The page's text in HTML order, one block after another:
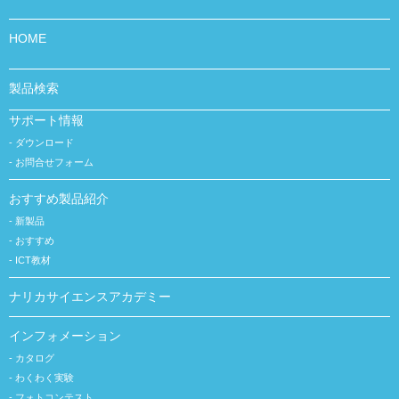
HOME
製品検索
サポート情報
ダウンロード
お問合せフォーム
おすすめ製品紹介
新製品
おすすめ
ICT教材
ナリカサイエンスアカデミー
インフォメーション
カタログ
わくわく実験